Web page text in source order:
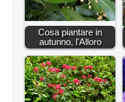
Cosa piantare in
autunno, l'Alloro